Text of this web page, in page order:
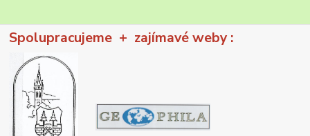
Spolupracujeme + zajímavé weby :